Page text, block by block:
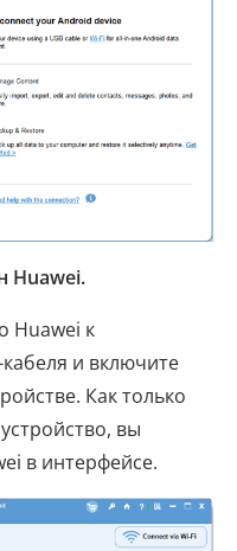
Huawei.
Huawei к
и включите
Как только
вы
в интерфейсе.